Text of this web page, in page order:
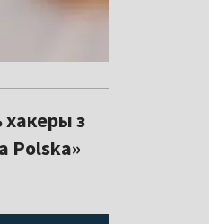
хакеры з
Polska»